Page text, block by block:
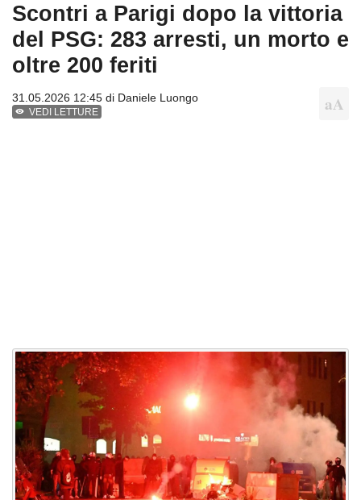
Scontri a Parigi dopo la vittoria
del PSG: 283 arresti, un morto e
oltre 200 feriti
31.05.2026 12:45 di Daniele Luongo
VEDI LETTURE